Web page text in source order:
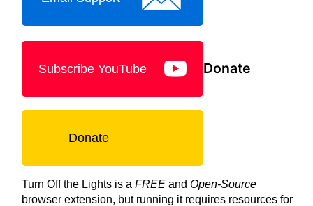
Subscribe YouTube Donate
Donate
Turn Off the Lights is a FREE and Open-Source
browser extension, but running it requires resources for